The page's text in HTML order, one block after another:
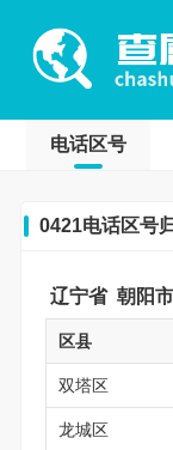
电话区号
0421电话区号
辽宁省 朝阳市
区县
双塔区
龙城区